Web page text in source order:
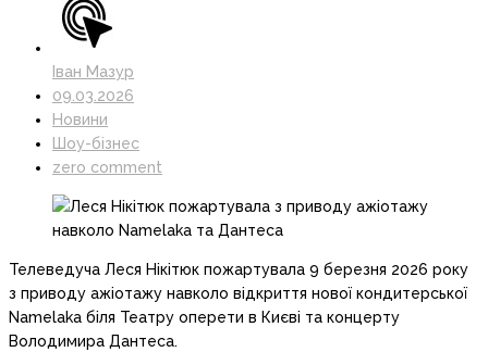
Іван Мазур
09.03.2026
Новини
Шоу-бізнес
zero comment
Телеведуча Леся Нікітюк пожартувала 9 березня 2026 року
з приводу ажіотажу навколо відкриття нової кондитерської
Namelaka біля Театру оперети в Києві та концерту
Володимира Дантеса.